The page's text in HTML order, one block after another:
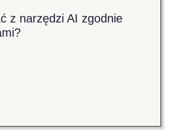
z narzędzi AI zgodnie